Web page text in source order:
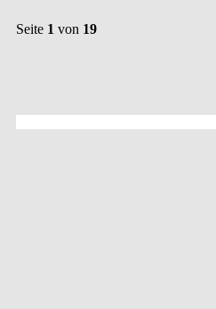
Seite 1 von 19